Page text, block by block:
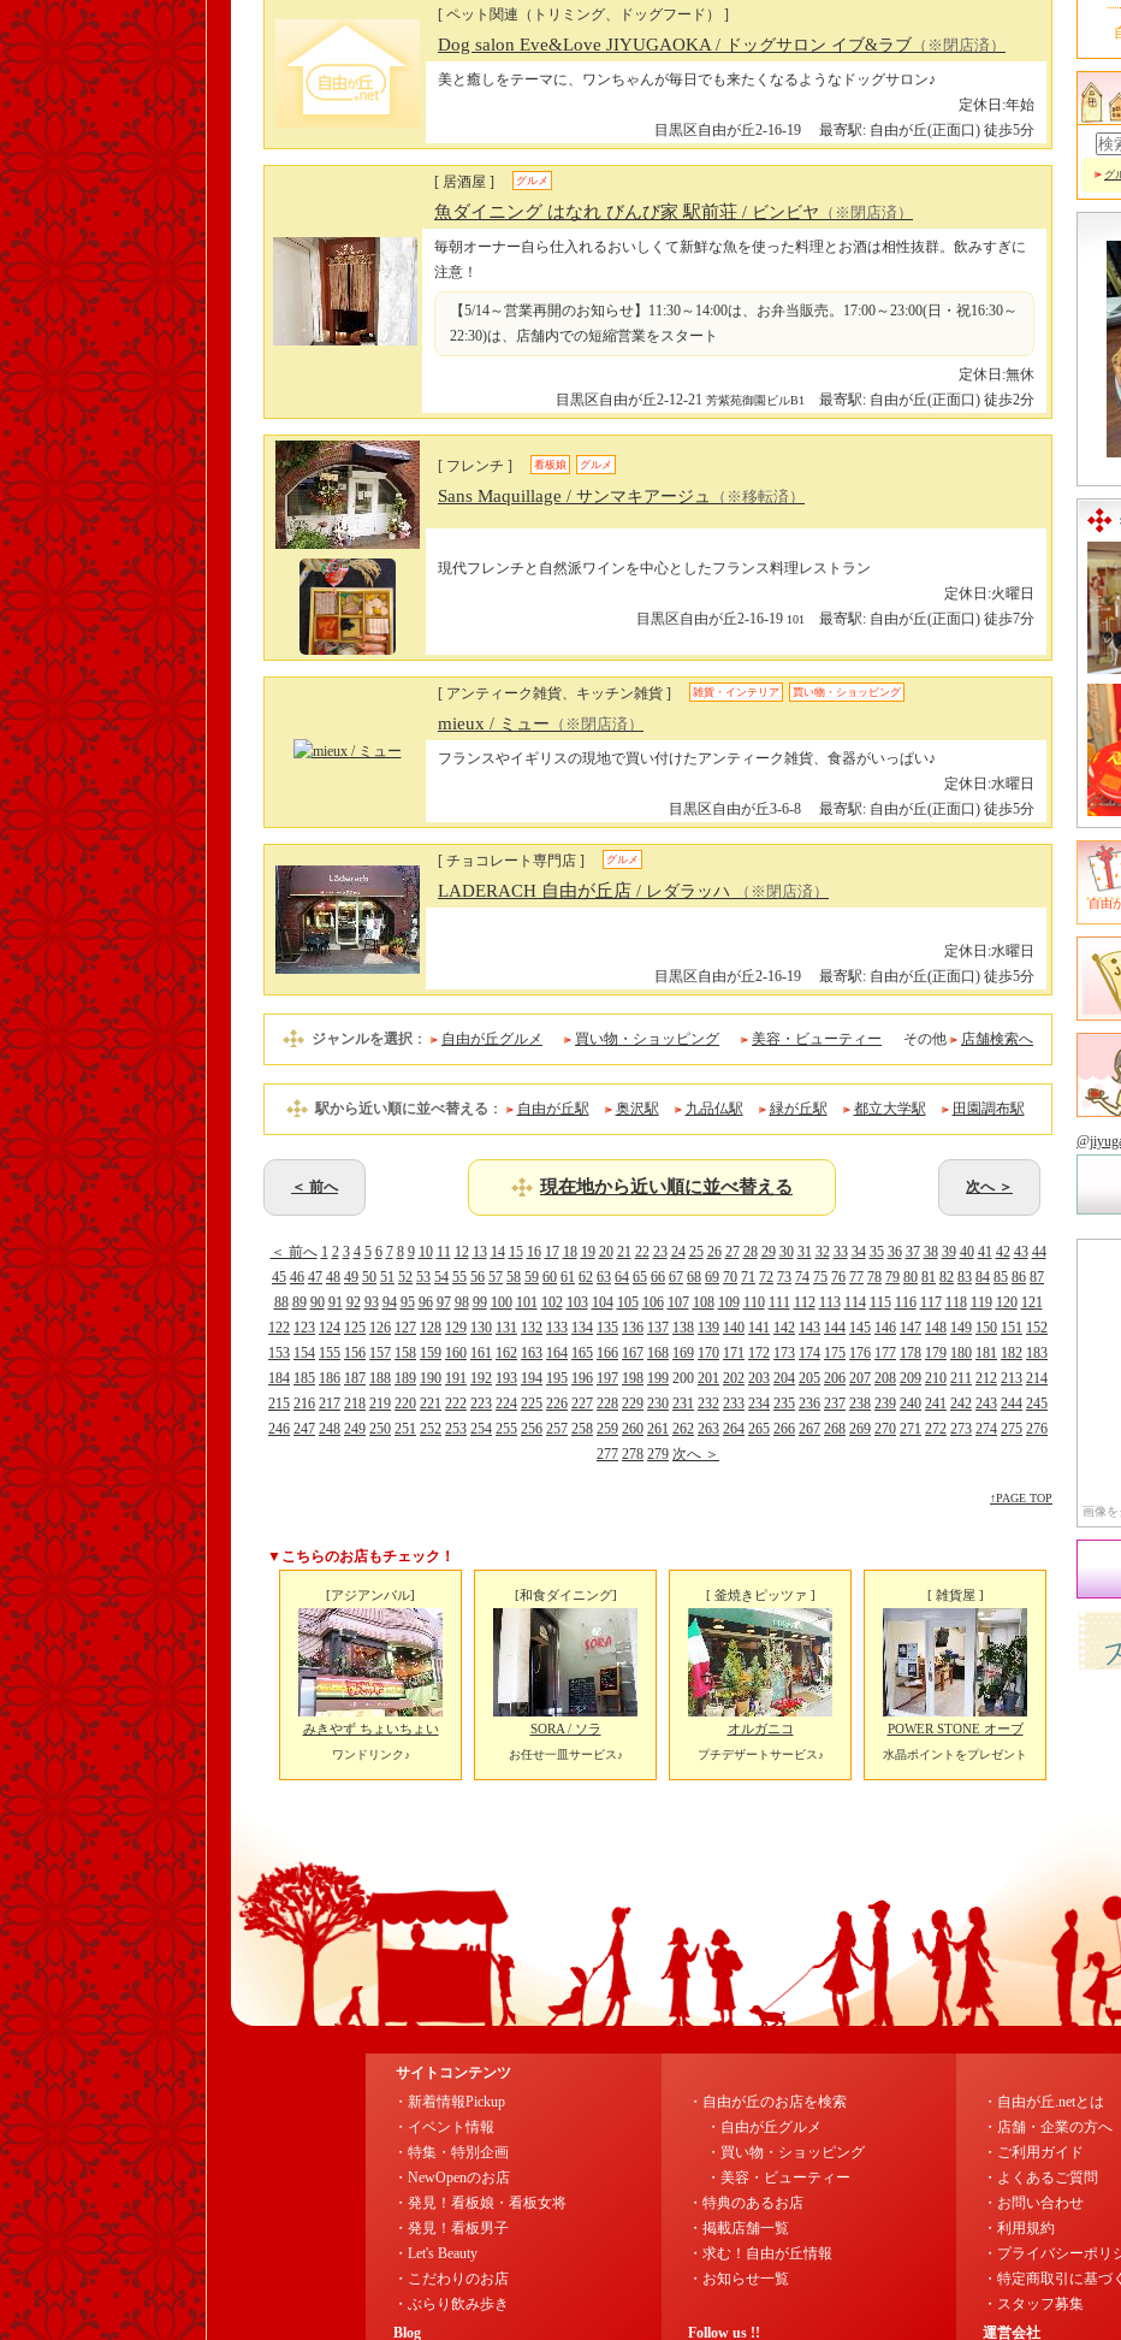
[ ペット関連（トリミング、ドッグフード） ]
Dog salon Eve&Love JIYUGAOKA / ドッグサロン イブ&ラブ （※閉店済）
美と癒しをテーマに、ワンちゃんが毎日でも来たくなるようなドッグサロン♪
定休日:年始
目黒区自由が丘2-16-19
最寄駅: 自由が丘(正面口) 徒歩5分
[ 居酒屋 ] グルメ
魚ダイニング はなれ びんび家 駅前荘 / ビンビヤ （※閉店済）
毎朝オーナー自ら仕入れるおいしくて新鮮な魚を使った料理とお酒は相性抜群。飲みすぎに
注意！
【5/14～営業再開のお知らせ】11:30～14:00は、お弁当販売。17:00～23:00(日・祝16:30～
22:30)は、店舗内での短縮営業をスタート
定休日:無休
目黒区自由が丘2-12-21 芳紫苑御園ビルB1 最寄駅: 自由が丘(正面口) 徒歩2分
[ フレンチ ] 看板娘 グルメ
Sans Maquillage / サンマキアージュ （※移転済）
現代フレンチと自然派ワインを中心としたフランス料理レストラン
定休日:火曜日
目黒区自由が丘2-16-19 101 最寄駅: 自由が丘(正面口) 徒歩7分
[ アンティーク雑貨、キッチン雑貨 ] 雑貨・インテリア 買い物・ショッピング
mieux / ミュー （※閉店済）
フランスやイギリスの現地で買い付けたアンティーク雑貨、食器がいっぱい♪
定休日:水曜日
目黒区自由が丘3-6-8
最寄駅: 自由が丘(正面口) 徒歩5分
[ チョコレート専門店 ] グルメ
LADERACH 自由が丘店 / レダラッハ （※閉店済）
定休日:水曜日
目黒区自由が丘2-16-19
最寄駅: 自由が丘(正面口) 徒歩5分
ジャンルを選択 ： 自由が丘グルメ 買い物・ショッピング 美容・ビューティー その他 店舗検索へ
駅から近い順に並べ替える ： 自由が丘駅 奥沢駅 九品仏駅 緑が丘駅 都立大学駅 田園調布駅
＜ 前へ 現在地から近い順に並べ替える 次へ ＞
＜ 前へ 1 2 3 4 5 6 7 8 9 10 11 12 13 14 15 16 17 18 19 20 21 22 23 24 25 26 27 28 29 30 31 32 33 34 35 36 37 38 39 40 41 42 43 44
45 46 47 48 49 50 51 52 53 54 55 56 57 58 59 60 61 62 63 64 65 66 67 68 69 70 71 72 73 74 75 76 77 78 79 80 81 82 83 84 85 86 87
88 89 90 91 92 93 94 95 96 97 98 99 100 101 102 103 104 105 106 107 108 109 110 111 112 113 114 115 116 117 118 119 120 121
122 123 124 125 126 127 128 129 130 131 132 133 134 135 136 137 138 139 140 141 142 143 144 145 146 147 148 149 150 151 152
153 154 155 156 157 158 159 160 161 162 163 164 165 166 167 168 169 170 171 172 173 174 175 176 177 178 179 180 181 182 183
184 185 186 187 188 189 190 191 192 193 194 195 196 197 198 199 200 201 202 203 204 205 206 207 208 209 210 211 212 213 214
215 216 217 218 219 220 221 222 223 224 225 226 227 228 229 230 231 232 233 234 235 236 237 238 239 240 241 242 243 244 245
246 247 248 249 250 251 252 253 254 255 256 257 258 259 260 261 262 263 264 265 266 267 268 269 270 271 272 273 274 275 276
277 278 279 次へ ＞
↑PAGE TOP
▼こちらのお店もチェック！
[アジアンバル]
みきやず ちょいちょい
ワンドリンク♪
[和食ダイニング]
SORA / ソラ
お任せ一皿サービス♪
[ 釜焼きピッツァ ]
オルガニコ
プチデザートサービス♪
[ 雑貨屋 ]
POWER STONE オーブ
水晶ポイントをプレゼント
【
日
ン
【
顧問
エス
グ
自由
画像を
サイトコンテンツ
・新着情報Pickup
・イベント情報
・特集・特別企画
・NewOpenのお店
・発見！看板娘・看板女将
・発見！看板男子
・Let's Beauty
・こだわりのお店
・ぶらり飲み歩き
Blog
・自由が丘のお店を検索
・自由が丘グルメ
・買い物・ショッピング
・美容・ビューティー
・特典のあるお店
・掲載店舗一覧
・求む！自由が丘情報
・お知らせ一覧
Follow us !!
・自由が丘.netとは
・店舗・企業の方へ
・ご利用ガイド
・よくあるご質問
・お問い合わせ
・利用規約
・プライバシーポリ
・特定商取引に基づ
・スタッフ募集
運営会社